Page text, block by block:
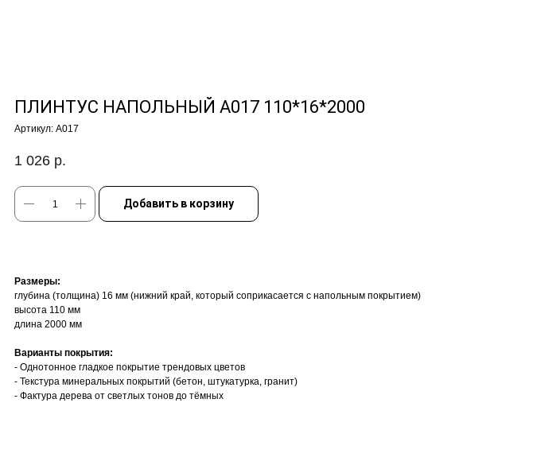
ПЛИНТУС НАПОЛЬНЫЙ A017 110*16*2000
Артикул: A017
1 026 р.
Добавить в корзину
Размеры:
глубина (толщина) 16 мм (нижний край, который соприкасается с напольным покрытием)
высота 110 мм
длина 2000 мм
Варианты покрытия:
- Однотонное гладкое покрытие трендовых цветов
- Текстура минеральных покрытий (бетон, штукатурка, гранит)
- Фактура дерева от светлых тонов до тёмных